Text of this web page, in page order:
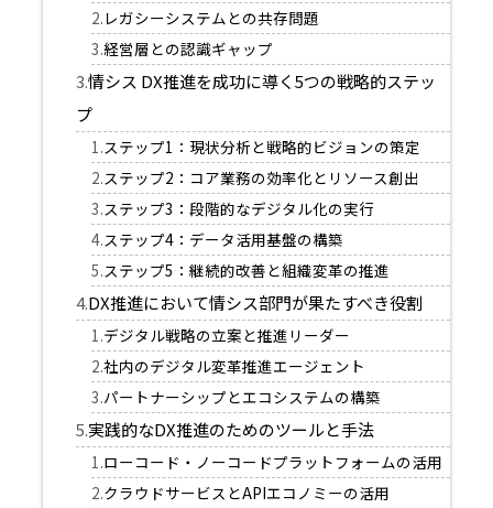
​​レガシーシステムとの共存問題
​​経営層との認識ギャップ
情シス DX推進を成功に導く5つの戦略的ステッ
プ​
​​ステップ1：現状分析と戦略的ビジョンの策定
​​ステップ2：コア業務の効率化とリソース創出
​​ステップ3：段階的なデジタル化の実行
ステップ4：データ活用基盤の構築
ステップ5：継続的改善と組織変革の推進
​​​​​​​​DX推進において情シス部門が果たすべき役割
デジタル戦略の立案と推進リーダー
社内のデジタル変革推進エージェント
パートナーシップとエコシステムの構築
実践的なDX推進のためのツールと手法
ローコード・ノーコードプラットフォームの活用
クラウドサービスとAPIエコノミーの活用